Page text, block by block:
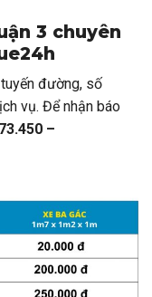
3 chuyên
đường, số
vụ. Để nhận báo
–